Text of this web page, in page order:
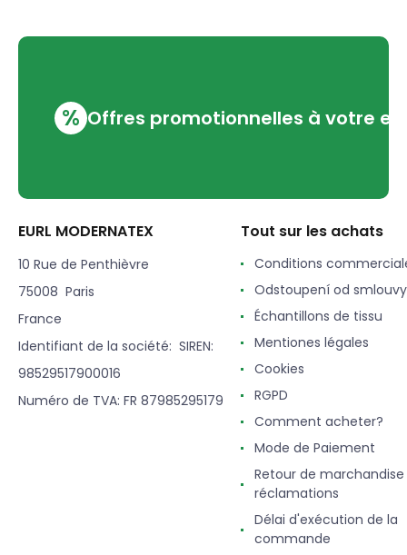
% Offres promotionnelles à votre
EURL MODERNATEX
10 Rue de Penthièvre
75008 Paris
France
Identifiant de la société: SIREN:
98529517900016
Numéro de TVA: FR 87985295179
Tout sur les achats
Conditions
Odstoupení od smlouvy
Échantillons de tissu
Mentiones légales
Cookies
RGPD
Comment acheter?
Mode de Paiement
Retour de
réclamations
Délai d'exécution de la
commande